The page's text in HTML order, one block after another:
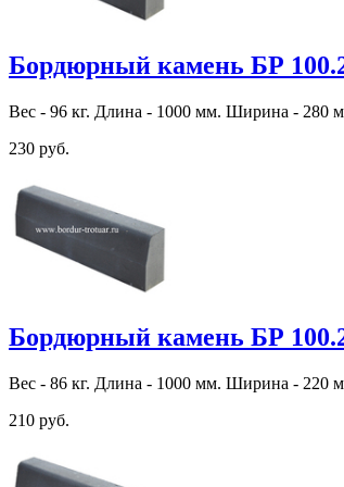
Бордюрный камень БР
Вес - 96 кг. Длина - 1000 мм. Ширина - 280
230 руб.
Бордюрный камень БР
Вес - 86 кг. Длина - 1000 мм. Ширина - 220
210 руб.